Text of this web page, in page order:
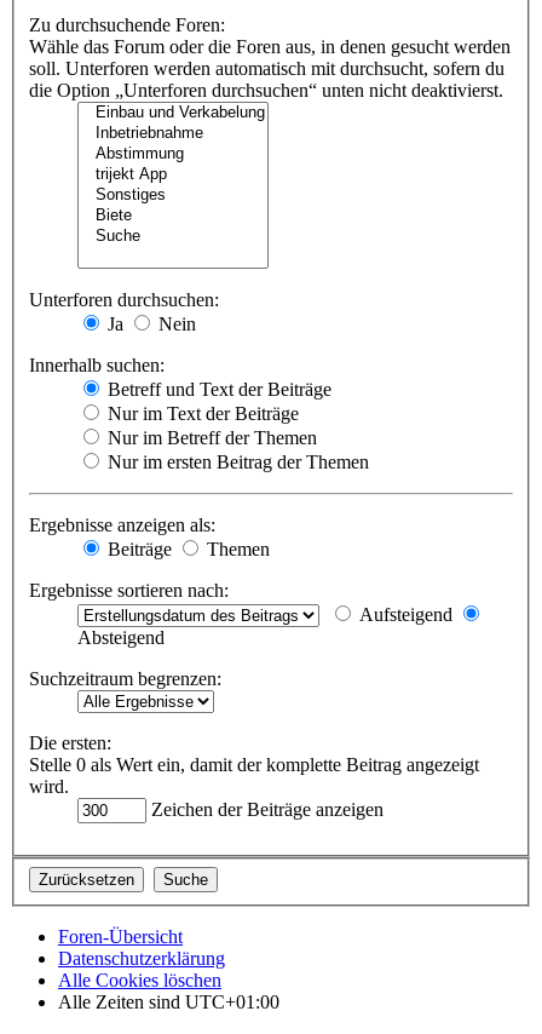
Zu durchsuchende Foren:
Wähle das Forum oder die Foren aus, in denen gesucht werden
soll. Unterforen werden automatisch mit durchsucht, sofern du
die Option „Unterforen durchsuchen“ unten nicht deaktivierst.
Unterforen durchsuchen:
Ja
Nein
Innerhalb suchen:
Betreff und Text der Beiträge
Nur im Text der Beiträge
Nur im Betreff der Themen
Nur im ersten Beitrag der Themen
Ergebnisse anzeigen als:
Beiträge
Themen
Ergebnisse sortieren nach:
Aufsteigend
Absteigend
Suchzeitraum begrenzen:
Die ersten:
Stelle 0 als Wert ein, damit der komplette Beitrag angezeigt
wird.
Zeichen der Beiträge anzeigen
Foren-Übersicht
Datenschutzerklärung
Alle Cookies löschen
Alle Zeiten sind UTC+01:00